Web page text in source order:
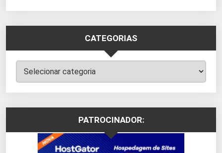
CATEGORIAS
Categorias
PATROCINADOR: